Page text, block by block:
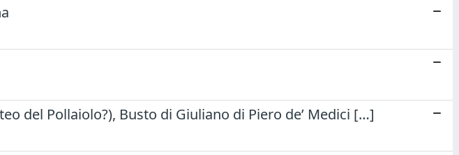
del Pollaiolo?), Busto di Giuliano di Piero de’ Medici […]